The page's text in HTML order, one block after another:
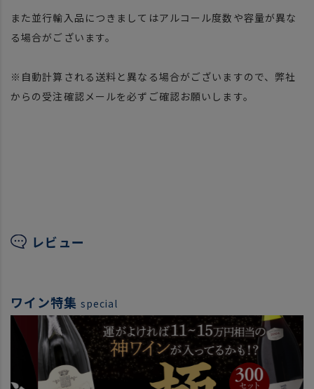
また並行輸入品につきましてはアルコール度数や容量が異な
る場合がございます。
※自動計算される送料と異なる場合がございますので、弊社
からの受注確認メールを必ずご確認お願いします。
レビュー
ワイン特集 special